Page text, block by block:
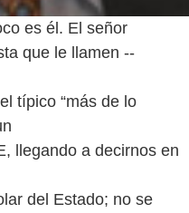
es él. El señor
que le llamen --
típico “más de lo
llegando a decirnos en
del Estado; no se